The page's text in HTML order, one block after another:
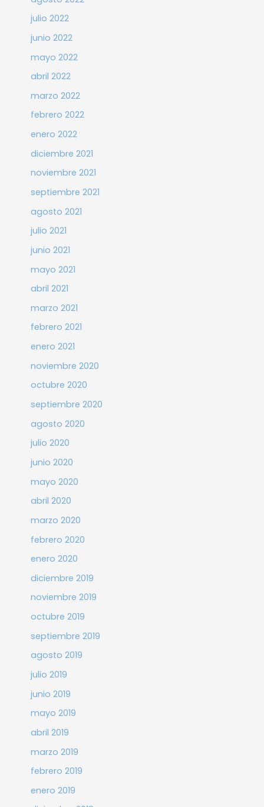
julio 2022
junio 2022
mayo 2022
abril 2022
marzo 2022
febrero 2022
enero 2022
diciembre 2021
noviembre 2021
septiembre 2021
agosto 2021
julio 2021
junio 2021
mayo 2021
abril 2021
marzo 2021
febrero 2021
enero 2021
noviembre 2020
octubre 2020
septiembre 2020
agosto 2020
julio 2020
junio 2020
mayo 2020
abril 2020
marzo 2020
febrero 2020
enero 2020
diciembre 2019
noviembre 2019
octubre 2019
septiembre 2019
agosto 2019
julio 2019
junio 2019
mayo 2019
abril 2019
marzo 2019
febrero 2019
enero 2019